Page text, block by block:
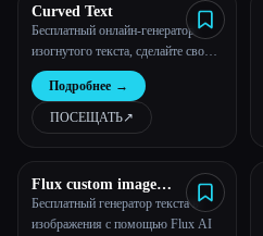
Curved Text
Бесплатный онлайн-генератор
изогнутого текста, сделайте свой
контент заметным уже сегодня!
Подробнее →
ПОСЕЩАТЬ↗︎
Flux custom image
Generator
Бесплатный генератор текста в
изображения с помощью Flux AI